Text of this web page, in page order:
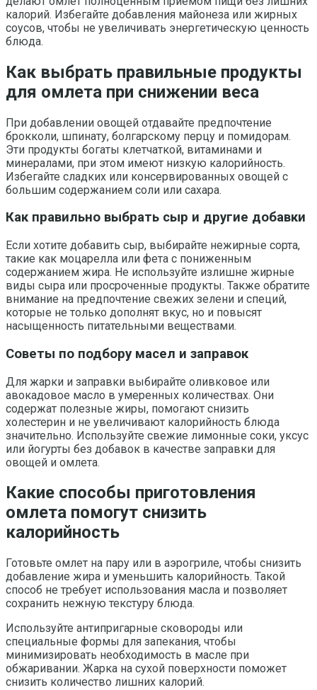
калорий. Избегайте добавления майонеза или жирных
соусов, чтобы не увеличивать энергетическую ценность
блюда.
Как выбрать правильные продукты
для омлета при снижении веса
При добавлении овощей отдавайте предпочтение
брокколи, шпинату, болгарскому перцу и помидорам.
Эти продукты богаты клетчаткой, витаминами и
минералами, при этом имеют низкую калорийность.
Избегайте сладких или консервированных овощей с
большим содержанием соли или сахара.
Как правильно выбрать сыр и другие добавки
Если хотите добавить сыр, выбирайте нежирные сорта,
такие как моцарелла или фета с пониженным
содержанием жира. Не используйте излишне жирные
виды сыра или просроченные продукты. Также обратите
внимание на предпочтение свежих зелени и специй,
которые не только дополнят вкус, но и повысят
насыщенность питательными веществами.
Советы по подбору масел и заправок
Для жарки и заправки выбирайте оливковое или
авокадовое масло в умеренных количествах. Они
содержат полезные жиры, помогают снизить
холестерин и не увеличивают калорийность блюда
значительно. Используйте свежие лимонные соки, уксус
или йогурты без добавок в качестве заправки для
овощей и омлета.
Какие способы приготовления
омлета помогут снизить
калорийность
Готовьте омлет на пару или в аэрогриле, чтобы снизить
добавление жира и уменьшить калорийность. Такой
способ не требует использования масла и позволяет
сохранить нежную текстуру блюда.
Используйте антипригарные сковороды или
специальные формы для запекания, чтобы
минимизировать необходимость в масле при
обжаривании. Жарка на сухой поверхности поможет
снизить количество лишних калорий.